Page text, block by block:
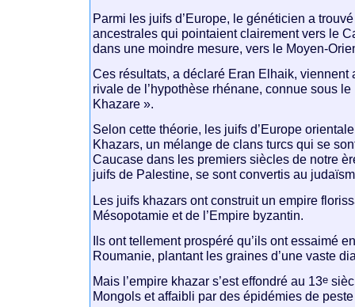
Parmi les juifs d’Europe, le généticien a
ancestrales qui pointaient clairement vers le
dans une moindre mesure, vers le Moyen-
Ces résultats, a déclaré Eran Elhaik, viennent
rivale de l’hypothèse rhénane, connue sous le
Khazare ».
Selon cette théorie, les juifs d’Europe
Khazars, un mélange de clans turcs qui se
Caucase dans les premiers siècles de notre
juifs de Palestine, se sont convertis au
Les juifs khazars ont construit un empire
Mésopotamie et de l’Empire byzantin.
Ils ont tellement prospéré qu’ils ont essaimé
Roumanie, plantant les graines d’une vaste
Mais l’empire khazar s’est effondré au 13e
Mongols et affaibli par des épidémies de